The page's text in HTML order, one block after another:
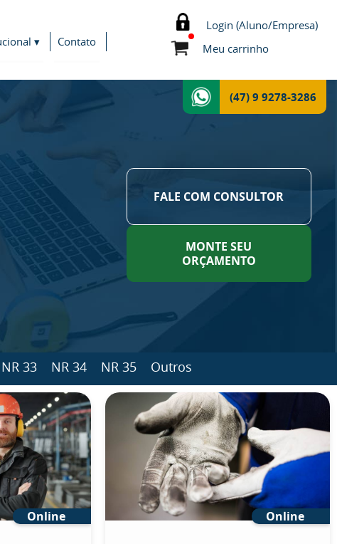
▾ Contato
Login (Aluno/Empresa)
Meu carrinho
(47) 9 9278-3286
FALE COM CONSULTOR
MONTE SEU
ORÇAMENTO
NR 33 NR 34 NR 35 Outros
Online Online